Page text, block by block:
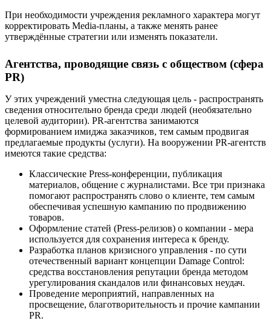
При необходимости учреждения рекламного характера могут
корректировать Media-планы, а также менять ранее
утверждённые стратегии или изменять показатели.
Агентства, проводящие связь с обществом (сфера
PR)
У этих учреждений уместна следующая цель - распространять
сведения относительно бренда среди людей (необязательно
целевой аудитории). PR-агентства занимаются
формированием имиджа заказчиков, тем самым продвигая
предлагаемые продукты (услуги). На вооружении PR-агентств
имеются такие средства:
Классические Press-конференции, публикация
материалов, общение с журналистами. Все три признака
помогают распространять слово о клиенте, тем самым
обеспечивая успешную кампанию по продвижению
товаров.
Оформление статей (Press-релизов) о компании - мера
используется для сохранения интереса к бренду.
Разработка планов кризисного управления - по сути
отечественный вариант концепции Damage Control:
средства восстановления репутации бренда методом
урегулирования скандалов или финансовых неудач.
Проведение мероприятий, направленных на
просвещение, благотворительность и прочие кампании
PR.